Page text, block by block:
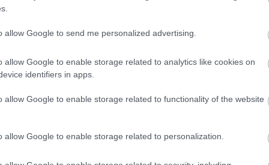
allow Google to send me personalized advertising.
allow Google to enable storage related to analytics like cookies on
identifiers in apps.
allow Google to enable storage related to functionality of the website
allow Google to enable storage related to personalization.
και της αναγνώρισης πάνω από το
παρουσίαση του DRONDEF πραγματοποιήθηκε
κατά τη διάρκεια ζωντανής επίδειξης στην
ξένων αντιπροσωπειών από περίπου 20 χώρες.
τα τεχνικά στοιχεία που προβάλλουν οι
εμβέλεια εντοπισμού απειλών έως